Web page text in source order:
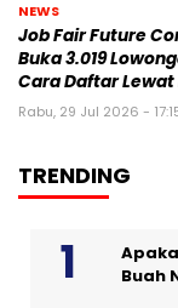
NEWS
Job Fair Future
Buka 3.019
Cara Daftar Lewat
Rabu, 29 Jul 2026 -
TRENDING
Buah